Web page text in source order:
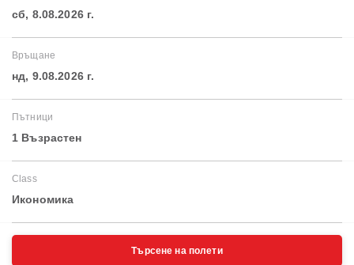
сб, 8.08.2026 г.
Връщане
нд, 9.08.2026 г.
Пътници
1 Възрастен
Class
Икономика
Търсене на полети